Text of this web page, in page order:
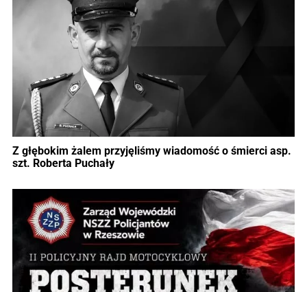
Z głębokim żalem przyjęliśmy wiadomość o śmierci asp.
szt. Roberta Puchały